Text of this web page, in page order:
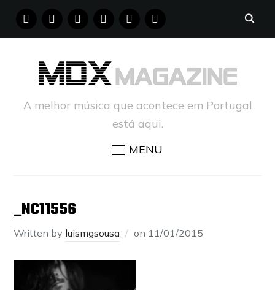
FACEBOOKINSTAGRAM
YOUTUBE PINTERESTTUMBLR
A melhor música que acontece em Portugal
está aqui.
MENU
_NC11556
Written by luismgsousa on 11/01/2015